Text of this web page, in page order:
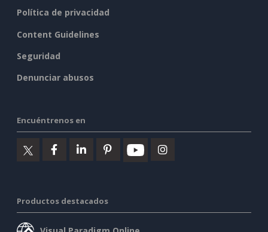
Política de privacidad
Content Guidelines
Seguridad
Denunciar abusos
Encuéntrenos en
Productos destacados